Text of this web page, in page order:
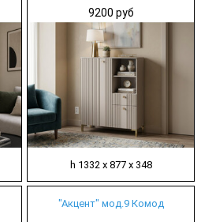
9200 руб
h 1332 х 877 х 348
"Акцент" мод.9 Комод